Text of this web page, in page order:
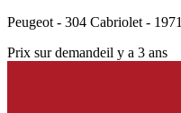
Peugeot - 304 Cabriolet - 1971
Prix sur demandeil y a 3 ans